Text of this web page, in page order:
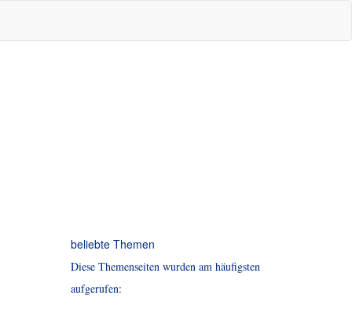
beliebte Themen
Diese Themenseiten wurden am häufigsten
aufgerufen: